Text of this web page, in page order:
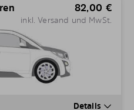
82,00 €
inkl. Versand und MwSt.
Details